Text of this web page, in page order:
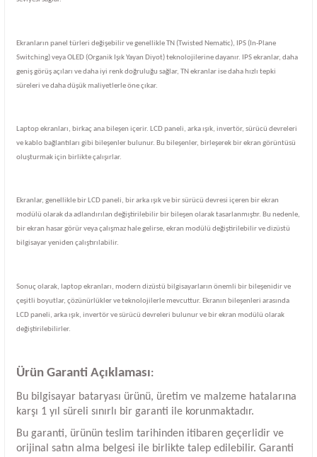
Ekranların panel türleri değişebilir ve genellikle TN (Twisted Nematic), IPS (In-Plane
Switching) veya OLED (Organik Işık Yayan Diyot) teknolojilerine dayanır. IPS ekranlar, daha
geniş görüş açıları ve daha iyi renk doğruluğu sağlar, TN ekranlar ise daha hızlı tepki
süreleri ve daha düşük maliyetlerle öne çıkar.
Laptop ekranları, birkaç ana bileşen içerir. LCD paneli, arka ışık, invertör, sürücü devreleri
ve kablo bağlantıları gibi bileşenler bulunur. Bu bileşenler, birleşerek bir ekran görüntüsü
oluşturmak için birlikte çalışırlar.
Ekranlar, genellikle bir LCD paneli, bir arka ışık ve bir sürücü devresi içeren bir ekran
modülü olarak da adlandırılan değiştirilebilir bir bileşen olarak tasarlanmıştır. Bu nedenle,
bir ekran hasar görür veya çalışmaz hale gelirse, ekran modülü değiştirilebilir ve dizüstü
bilgisayar yeniden çalıştırılabilir.
Sonuç olarak, laptop ekranları, modern dizüstü bilgisayarların önemli bir bileşenidir ve
çeşitli boyutlar, çözünürlükler ve teknolojilerle mevcuttur. Ekranın bileşenleri arasında
LCD paneli, arka ışık, invertör ve sürücü devreleri bulunur ve bir ekran modülü olarak
değiştirilebilirler.
Ürün Garanti Açıklaması:
Bu bilgisayar bataryası ürünü, üretim ve malzeme hatalarına
karşı 1 yıl süreli sınırlı bir garanti ile korunmaktadır.
Bu garanti, ürünün teslim tarihinden itibaren geçerlidir ve
orijinal satın alma belgesi ile birlikte talep edilebilir. Garanti